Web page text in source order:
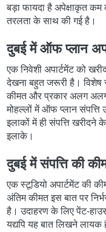
बड़ा फायदा है अपेक्षाकृत
तरलता के साथ की गई है।
दुबई में ऑफ प्लान
एक निवेशी अपार्टमेंट को
देखना बहुत जरूरी है। विशेष
कीमत और प्रकार अलग
मोहल्लों में ऑफ प्लान संपत्ति
इलाकों में ही संपत्ति खरीदने
इलाके।
दुबई में संपत्ति की
एक स्टूडियो अपार्टमेंट की
अंतिम कीमत इस बात पर
है। उदाहरण के लिए पेंट-
यद्यपि यह बात लिखने